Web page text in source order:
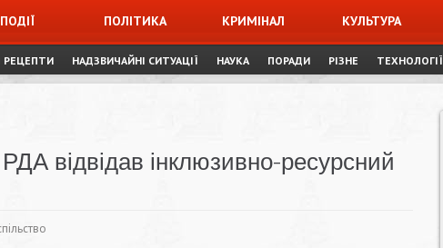
ПОДІЇ ПОЛІТИКА КРИМІНАЛ КУЛЬТУРА
РЕЦЕПТИ НАДЗВИЧАЙНІ СИТУАЦІЇ НАУКА ПОРАДИ РІЗНЕ ТЕХНОЛОГІЇ
відвідав інклюзивно-ресурсний